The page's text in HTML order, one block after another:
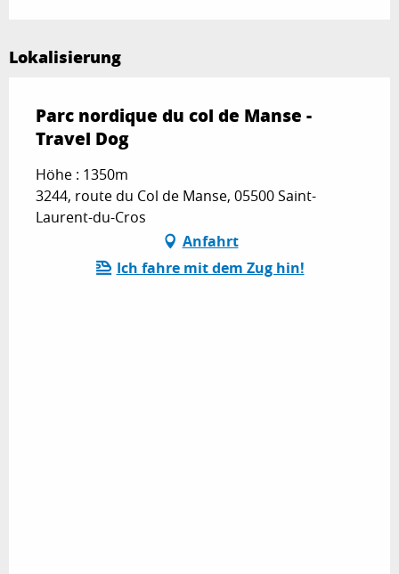
Lokalisierung
Parc nordique du col de Manse -
Travel Dog
Höhe : 1350m
3244, route du Col de Manse, 05500 Saint-
Laurent-du-Cros
Anfahrt
Ich fahre mit dem Zug hin!